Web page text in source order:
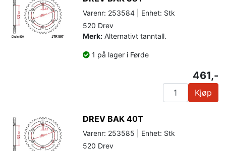
Varenr: 253584 | Enhet: Stk
520 Drev
Merk: Alternativt tanntall.
1 på lager i Førde
461,-
Kjøp
DREV BAK 40T
Varenr: 253585 | Enhet: Stk
520 Drev